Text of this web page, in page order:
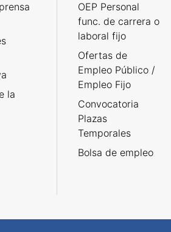
la
OEP Personal
func. de carrera o
laboral fijo
Ofertas de
Empleo Público /
Empleo Fijo
Convocatoria
Plazas
Temporales
Bolsa de empleo